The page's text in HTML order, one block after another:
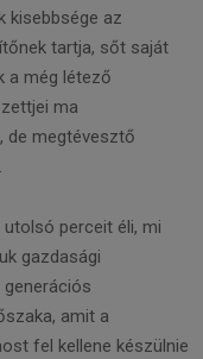
kisebbsége az
tartja, sőt saját
a még létező
ma
de megtévesztő
perceit éli, mi
gazdasági
amit a
fel kellene készülnie